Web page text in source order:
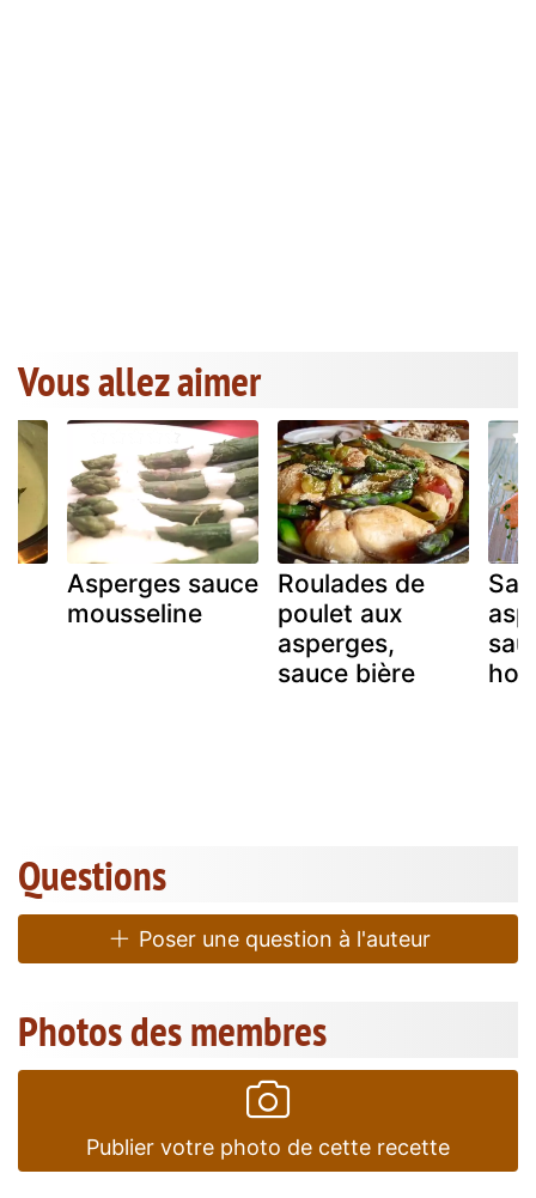
Vous allez aimer
Asperges sauce
mousseline
Roulades de
poulet aux
asperges,
sauce bière
Questions
Poser une question à l'auteur
Photos des membres
Publier votre photo de cette recette